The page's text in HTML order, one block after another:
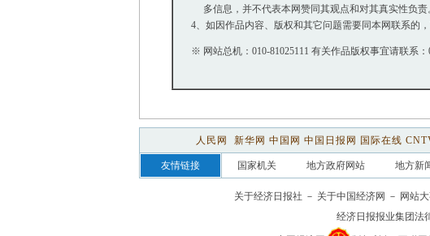
多信息，并不代表本网赞同其观点和对其真实性负责
4、如因作品内容、版权和其它问题需要同本网联系的，
※ 网站总机：010-81025111 有关作品版权事宜请联系：
人民网 新华网 中国网 中国日报网 国际在线
友情链接 国家机关 地方政府网站 地方新
关于经济日报社 － 关于中国经济网 － 网站
经济日报报业集团法